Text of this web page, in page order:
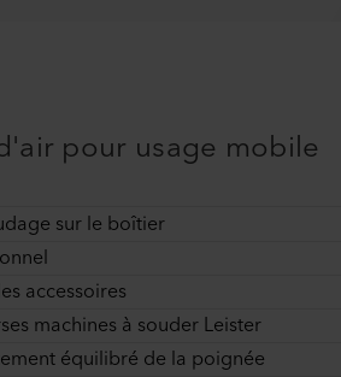
pour usage mobile
sur le boîtier
accessoires
machines à souder Leister
équilibré de la poignée